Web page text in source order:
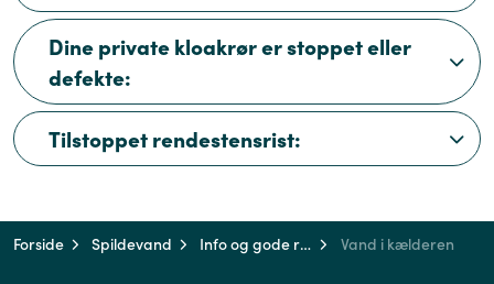
Dine private kloakrør er stoppet eller
defekte:
Tilstoppet rendestensrist:
Forside Spildevand Info og gode råd Vand i kælderen